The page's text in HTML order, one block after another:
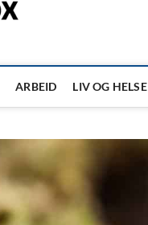
ARBEID LIV OG HELSE